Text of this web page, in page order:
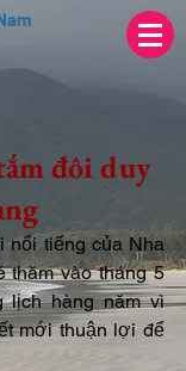
đôi duy
nổi tiếng của Nha
thăm vào tháng 5
lịch hàng năm vì
mới thuận lợi để